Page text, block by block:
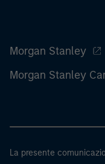
Morgan Stanley
Morgan Stanley
La presente